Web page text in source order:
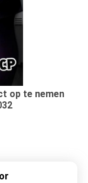
op te nemen